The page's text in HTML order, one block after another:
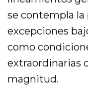
se contempla
excepciones
como
extraordinarias
magnitud.